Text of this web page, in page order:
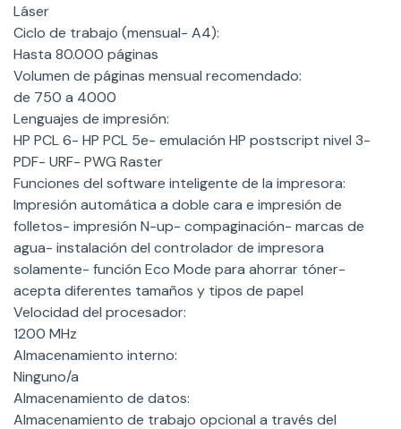
Láser
Ciclo de trabajo (mensual- A4):
Hasta 80.000 páginas
Volumen de páginas mensual recomendado:
de 750 a 4000
Lenguajes de impresión:
HP PCL 6- HP PCL 5e- emulación HP postscript nivel 3-
PDF- URF- PWG Raster
Funciones del software inteligente de la impresora:
Impresión automática a doble cara e impresión de
folletos- impresión N-up- compaginación- marcas de
agua- instalación del controlador de impresora
solamente- función Eco Mode para ahorrar tóner-
acepta diferentes tamaños y tipos de papel
Velocidad del procesador:
1200 MHz
Almacenamiento interno:
Ninguno/a
Almacenamiento de datos:
Almacenamiento de trabajo opcional a través del